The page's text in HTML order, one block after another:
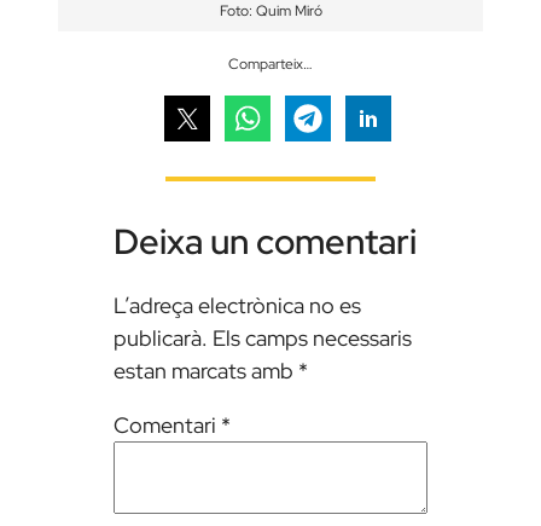
Foto: Quim Miró
Comparteix…
Deixa un comentari
L’adreça electrònica no es
publicarà. Els camps necessaris
estan marcats amb *
Comentari *